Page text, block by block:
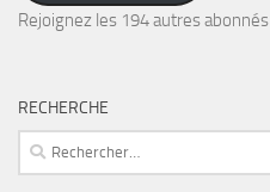
mail
Rejoignez les 194 autres abonnés
RECHERCHE
Rechercher :